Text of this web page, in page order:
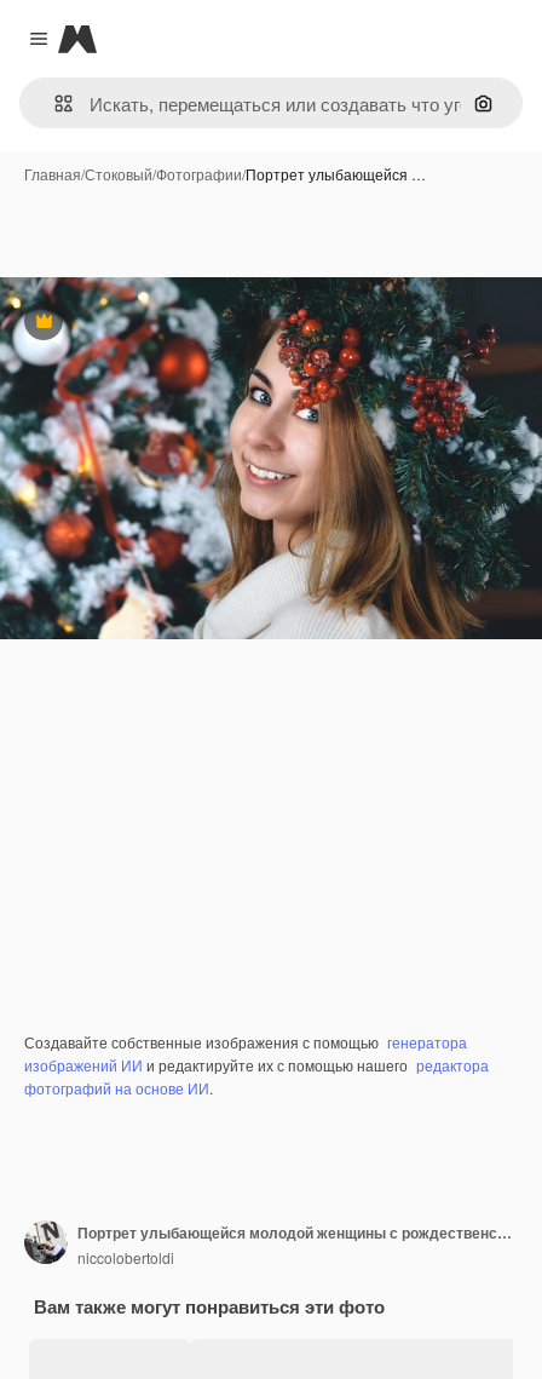
Close menu
Magnific
Поиск
Главная/Стоковый/Фотографии/Портрет улыбающейся …
Премиум
Создавайте собственные изображения с помощью генератора
изображений ИИ и редактируйте их с помощью нашего редактора
фотографий на основе ИИ.
Портрет улыбающейся молодой женщины с рождественской елкой
niccolobertoldi
Вам также могут понравиться эти фото